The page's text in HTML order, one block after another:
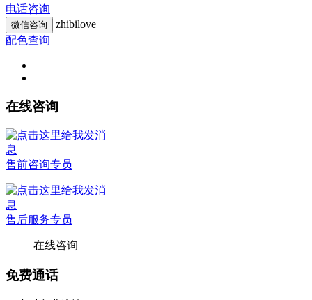
电话咨询
微信咨询
zhibilove
配色查询
在线咨询
售前咨询专员
售后服务专员
在线咨询
免费通话